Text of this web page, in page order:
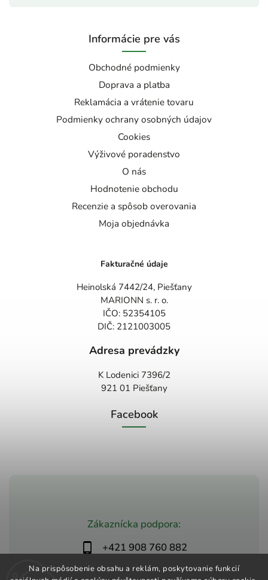
Na prispôsobenie obsahu a reklám, poskytovanie funkcií
Zákaznícka podpora:
+421 908 760 882
obchod@zdravio.sk
Informácie pre vás
Obchodné podmienky
Doprava a platba
Reklamácia a vrátenie tovaru
Podmienky ochrany osobných údajov
Cookies
Výživové poradenstvo
O nás
Hodnotenie obchodu
Recenzie a spôsob overovania
Moja objednávka
Fakturačné údaje
Heinolská 7442/24, Piešťany
MARIONN s. r. o.
IČO: 52354105
DIČ: 2121003005
Adresa prevádzky
K Lodenici 7396/2
921 01 Piešťany
Facebook